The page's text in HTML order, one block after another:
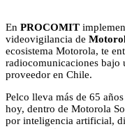
En PROCOMIT
videovigilancia de
ecosistema Motorola, te
radiocomunicaciones bajo
proveedor en Chile.
Pelco lleva más de 65
hoy, dentro de Motorola
por inteligencia artificial,